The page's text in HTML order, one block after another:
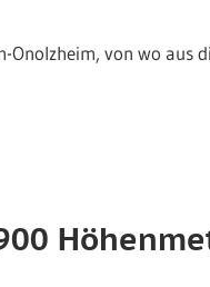
von wo aus